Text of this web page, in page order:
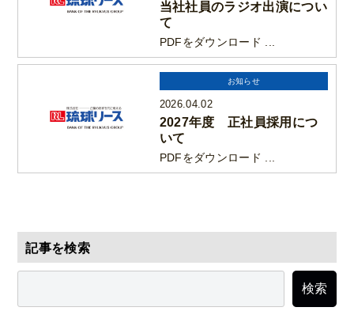
当社社員のラジオ出演につい
て
PDFをダウンロード ...
お知らせ
2026.04.02
2027年度 正社員採用につ
いて
PDFをダウンロード ...
記事を検索
検索